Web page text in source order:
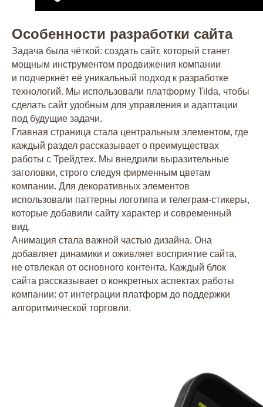
Особенности разработки сайта
Задача была чёткой: создать сайт, который станет
мощным инструментом продвижения компании
и подчеркнёт её уникальный подход к разработке
технологий. Мы использовали платформу Tilda, чтобы
сделать сайт удобным для управления и адаптации
под будущие задачи.
Главная страница стала центральным элементом, где
каждый раздел рассказывает о преимуществах
работы с Трейдтех. Мы внедрили выразительные
заголовки, строго следуя фирменным цветам
компании. Для декоративных элементов
использовали паттерны логотипа и телеграм-стикеры,
которые добавили сайту характер и современный
вид.
Анимация стала важной частью дизайна. Она
добавляет динамики и оживляет восприятие сайта,
не отвлекая от основного контента. Каждый блок
сайта рассказывает о конкретных аспектах работы
компании: от интеграции платформ до поддержки
алгоритмической торговли.